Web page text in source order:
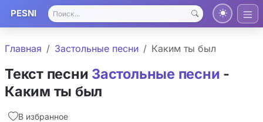
PESNI
Главная Застольные песни Каким ты был
Текст песни Застольные песни -
Каким ты был
В избранное